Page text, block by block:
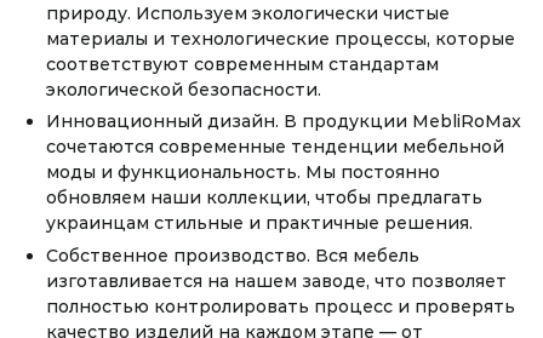
природу. Используем экологически чистые
материалы и технологические процессы, которые
соответствуют современным стандартам
экологической безопасности.
Инновационный дизайн. В продукции MebliRoMax
сочетаются современные тенденции мебельной
моды и функциональность. Мы постоянно
обновляем наши коллекции, чтобы предлагать
украинцам стильные и практичные решения.
Собственное производство. Вся мебель
изготавливается на нашем заводе, что позволяет
полностью контролировать процесс и проверять
качество изделий на каждом этапе — от